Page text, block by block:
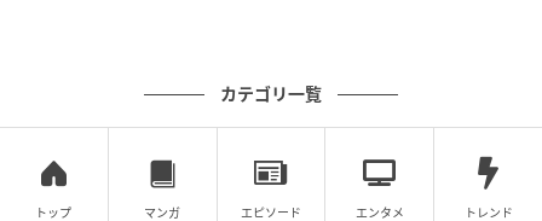
カテゴリ一覧
トップ マンガ エピソード エンタメ トレンド